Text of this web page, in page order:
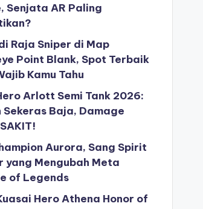
Senjata AR Paling
Raja Sniper di Map
Point Blank, Spot Terbaik
Kamu Tahu
Arlott Semi Tank 2026:
Sekeras Baja, Damage
Aurora, Sang Spirit
yang Mengubah Meta
of Legends
Hero Athena Honor of